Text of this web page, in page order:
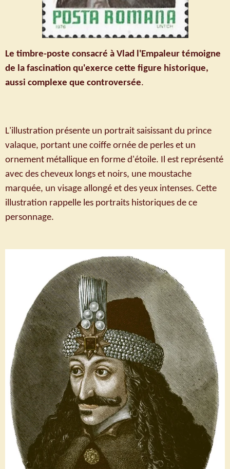
Le timbre-poste consacré à Vlad l'Empaleur témoigne
de la fascination qu'exerce cette figure historique,
aussi complexe que controversée.
L'illustration présente un portrait saisissant du prince
valaque, portant une coiffe ornée de perles et un
ornement métallique en forme d'étoile. Il est représenté
avec des cheveux longs et noirs, une moustache
marquée, un visage allongé et des yeux intenses. Cette
illustration rappelle les portraits historiques de ce
personnage.